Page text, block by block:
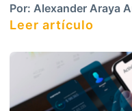
Por: Alexander Araya
Leer artículo